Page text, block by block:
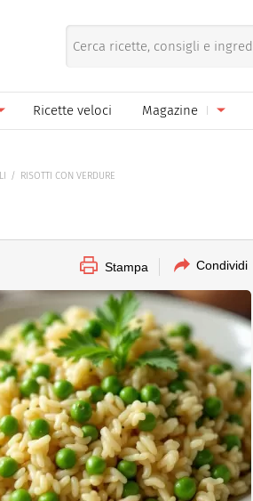
Marmellate e confetture
Conserve
Ricette di base
Bevande
Mamma
Papà
Ricette veloci Magazine
RISOTTI CON VERDURE
Stampa Condividi